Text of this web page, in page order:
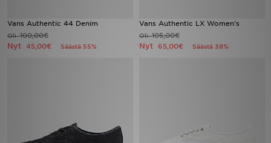
Vans Authentic 44 Denim
Oli100,00€
Nyt 45,00€ Säästä 55%
Vans Authentic LX Women's
Oli105,00€
Nyt 65,00€ Säästä 38%